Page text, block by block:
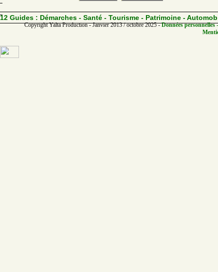
12 Guides : Démarches - Santé - Tourisme - Patrimoine -
Copyright Yalta Production - Janvier 2013 / octobre 2025 -Données personnelles